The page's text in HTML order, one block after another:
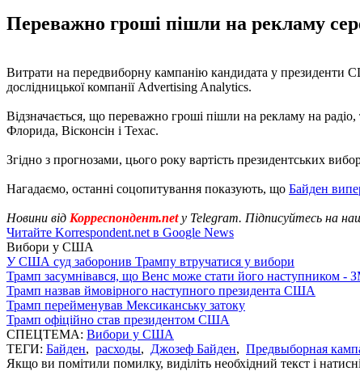
Переважно гроші пішли на рекламу
Витрати на передвиборну кампанію кандидата у президенти
дослідницької компанії Advertising Analytics.
Відзначається, що переважно гроші пішли на рекламу на
Флорида, Вісконсін і Техас.
Згідно з прогнозами, цього року вартість президентських
Нагадаємо, останні соцопитування показують, що Байден
Новини від Корреспондент.netу Telegram. Підписуйтесь на
Читайте Korrespondent.net в Google News
Вибори у США
У США суд заборонив Трампу втручатися у вибори
Трамп засумнівався, що Венс може стати його наступником -
Трамп назвав ймовірного наступного президента США
Трамп перейменував Мексиканську затоку
Трамп офіційно став президентом США
СПЕЦТЕМА: Вибори у США
ТЕГИ: Байден, расходы, Джозеф Байден, Предвыборная
Якщо ви помітили помилку, виділіть необхідний текст і